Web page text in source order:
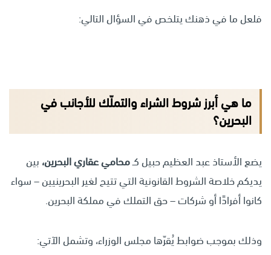
فلعل ما في ذهنك يتلخص في السؤال التالي:
ما هي أبرز شروط الشراء والتملّك للأجانب في
البحرين؟
يضع الأستاذ عبد العظيم حبيل كـمحامي عقاري البحرين، بين
يديكم خلاصة الشروط القانونية التي تتيح لغير البحرينيين – سواء
كانوا أفرادًا أو شركات – حق التملك في مملكة البحرين.
وذلك بموجب ضوابط يُقرّها مجلس الوزراء، وتشمل الآتي: